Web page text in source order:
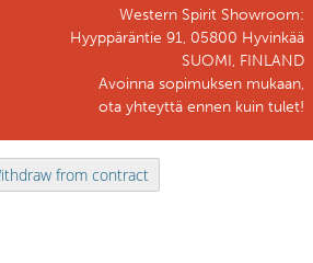
Western Spirit Showroom:
Hyyppäräntie 91, 05800 Hyvinkää
SUOMI, FINLAND
Avoinna sopimuksen mukaan,
ota yhteyttä ennen kuin tulet!
from contract